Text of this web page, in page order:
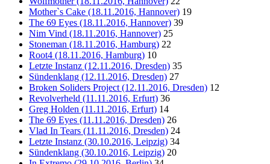
Mother`s Cake (18.11.2016, Hannover) 19
The 69 Eyes (18.11.2016, Hannover) 39
Nim Vind (18.11.2016, Hannover) 25
Stoneman (18.11.2016, Hamburg) 22
Root4 (18.11.2016, Hamburg) 10
Letzte Instanz (12.11.2016, Dresden) 35
Sündenklang (12.11.2016, Dresden) 27
Broken Soliders Project (12.11.2016, Dresden) 12
Revolverheld (11.11.2016, Erfurt) 36
Greg Holden (11.11.2016, Erfurt) 14
The 69 Eyes (11.11.2016, Dresden) 26
Vlad In Tears (11.11.2016, Dresden) 24
Letzte Instanz (30.10.2016, Leipzig) 34
Sündenklang (30.10.2016, Leipzig) 20